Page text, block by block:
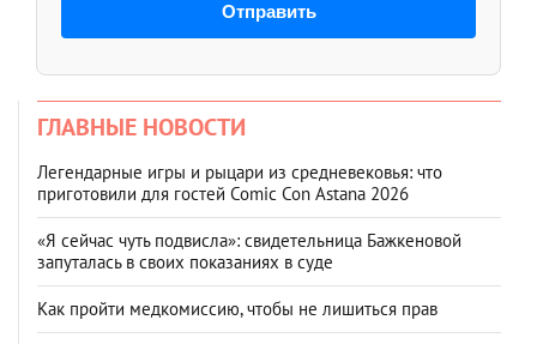
Отправить
ГЛАВНЫЕ НОВОСТИ
Легендарные игры и рыцари из средневековья: что
приготовили для гостей Comic Con Astana 2026
«Я сейчас чуть подвисла»: свидетельница Бажкеновой
запуталась в своих показаниях в суде
Как пройти медкомиссию, чтобы не лишиться прав